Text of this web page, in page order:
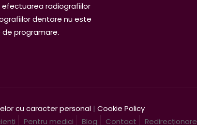
efectuarea radiografiilor
dentare nu este
de programare.
cu caracter personal| Cookie Policy
Pentru medici Blog Contact Redirecționare